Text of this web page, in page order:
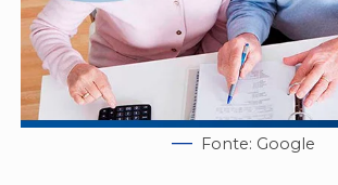
Fonte: Google